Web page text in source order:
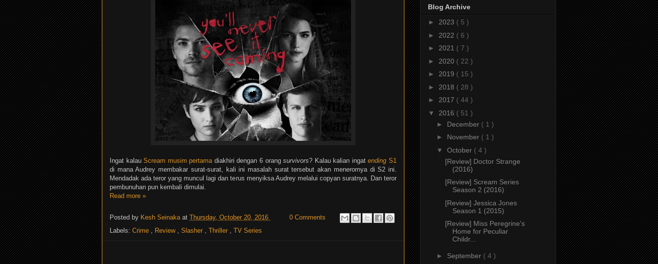
Ingat kalauScream musim pertamadiakhiri dengan 6 orangsurvivors? Kalau kalian ingatending S1
di mana Audrey membakar surat-surat, kali ini masalah surat tersebut akan menerornya di S2 ini.
Mendadak ada teror yang muncul lagi dan terus menyiksa Audrey melalui copyan suratnya. Dan teror
pembunuhan pun kembali dimulai.
Read more »
Posted by Kesh Seinaka at Thursday, October 20, 2016
0 Comments
Labels: Crime , Review , Slasher , Thriller , TV Series
Blog Archive
► 2023 ( 5 )
► 2022 ( 6 )
► 2021 ( 7 )
► 2020 ( 22 )
► 2019 ( 15 )
► 2018 ( 28 )
► 2017 ( 44 )
▼ 2016 ( 51 )
► December ( 1 )
► November ( 1 )
▼ October ( 4 )
[Review] Doctor Strange
(2016)
[Review] Scream Series
Season 2 (2016)
[Review] Jessica Jones
Season 1 (2015)
[Review] Miss Peregrine's
Home for Peculiar
Childr...
► September ( 4 )